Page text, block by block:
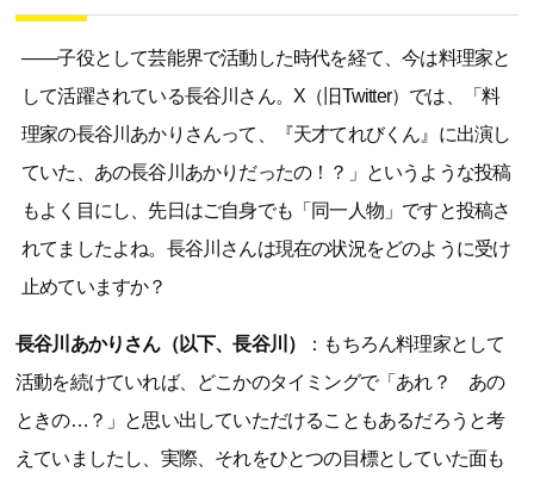
――子役として芸能界で活動した時代を経て、今は料理家と
して活躍されている長谷川さん。X（旧Twitter）では、「料
理家の長谷川あかりさんって、『天才てれびくん』に出演し
ていた、あの長谷川あかりだったの！？」というような投稿
もよく目にし、先日はご自身でも「同一人物」ですと投稿さ
れてましたよね。長谷川さんは現在の状況をどのように受け
止めていますか？
長谷川あかりさん（以下、長谷川）
：もちろん料理家として
活動を続けていれば、どこかのタイミングで「あれ？ あの
ときの…？」と思い出していただけることもあるだろうと考
えていましたし、実際、それをひとつの目標としていた面も